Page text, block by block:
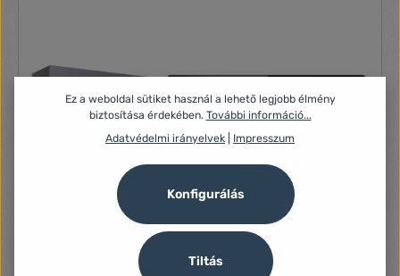
Ez a weboldal sütiket használ a lehető legjobb élmény
biztosítása érdekében. További információ...
Adatvédelmi irányelvek
Impresszum
Tiltás
Konfigurálás